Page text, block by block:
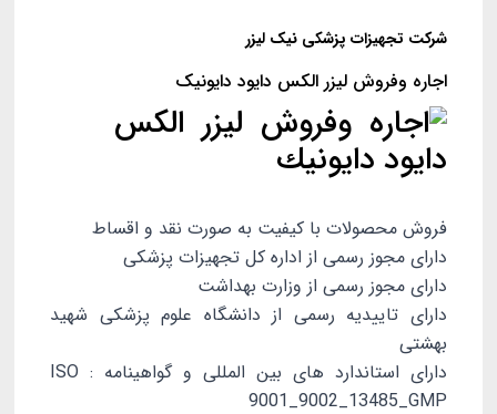
شرکت تجهیزات پزشکی نیک لیزر
اجاره وفروش لیزر الکس دایود دایونیک
فروش محصولات با کیفیت به صورت نقد و اقساط
دارای مجوز رسمی از اداره کل تجهیزات پزشکی
دارای مجوز رسمی از وزارت بهداشت
دارای تاییدیه رسمی از دانشگاه علوم پزشکی شهید
بهشتی
دارای استاندارد های بین المللی و گواهینامه ISO :
9001_9002_13485_GMP